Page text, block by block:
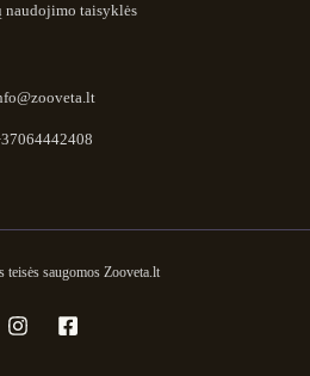
naudojimo taisyklės
saugomos Zooveta.lt